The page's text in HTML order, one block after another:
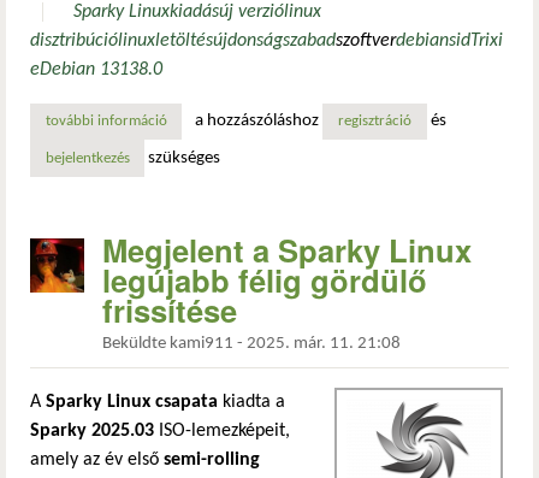
Sparky Linuxkiadásúj verziólinux
disztribúciólinuxletöltésújdonságszabadszoftverdebiansidTrixi
eDebian 13138.0
további információmegjelent a sparkylinux 8.0: az elsők között debian 13
a hozzászóláshoz regisztráció és
bejelentkezés szükséges
Megjelent a Sparky Linux
legújabb félig gördülő
frissítése
Beküldte kami911 - 2025. már. 11. 21:08
A Sparky Linux csapata kiadta a
Sparky 2025.03 ISO-lemezképeit,
amely az év első semi-rolling